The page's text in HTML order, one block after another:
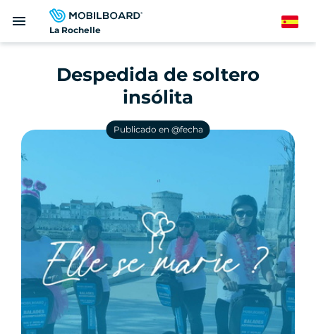
La Rochelle
menu Spanish
Despedida de soltero
insólita
Publicado en @fecha